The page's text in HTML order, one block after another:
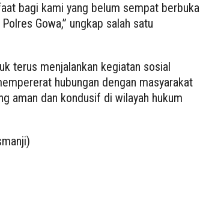
bagi kami yang belum sempat berbuka
Gowa,” ungkap salah satu
terus menjalankan kegiatan sosial
hubungan dengan masyarakat
aman dan kondusif di wilayah hukum